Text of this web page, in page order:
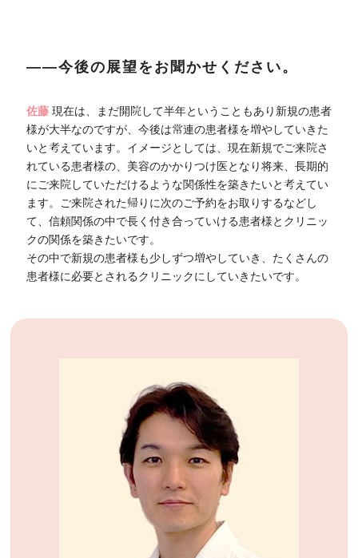
――今後の展望をお聞かせください。
佐藤現在は、まだ開院して半年ということもあり新規の患者
様が大半なのですが、今後は常連の患者様を増やしていきた
いと考えています。イメージとしては、現在新規でご来院さ
れている患者様の、美容のかかりつけ医となり将来、長期的
にご来院していただけるような関係性を築きたいと考えてい
ます。ご来院された帰りに次のご予約をお取りするなどし
て、信頼関係の中で長く付き合っていける患者様とクリニッ
クの関係を築きたいです。
その中で新規の患者様も少しずつ増やしていき、たくさんの
患者様に必要とされるクリニックにしていきたいです。